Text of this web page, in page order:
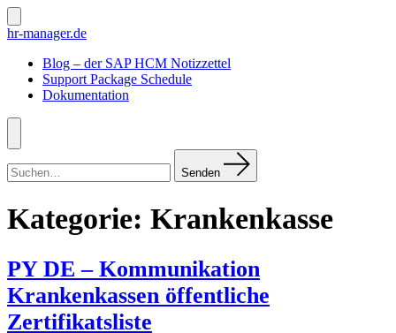
Zum
Inhalt
Suche
ein-/ausblenden
hr-manager.de
Blog – der SAP HCM Notizzettel
Support Package Schedule
Dokumentation
Menü
nach:
Senden
Kategorie: Krankenkasse
PY DE – Kommunikation
Krankenkassen öffentliche
Zertifikatsliste